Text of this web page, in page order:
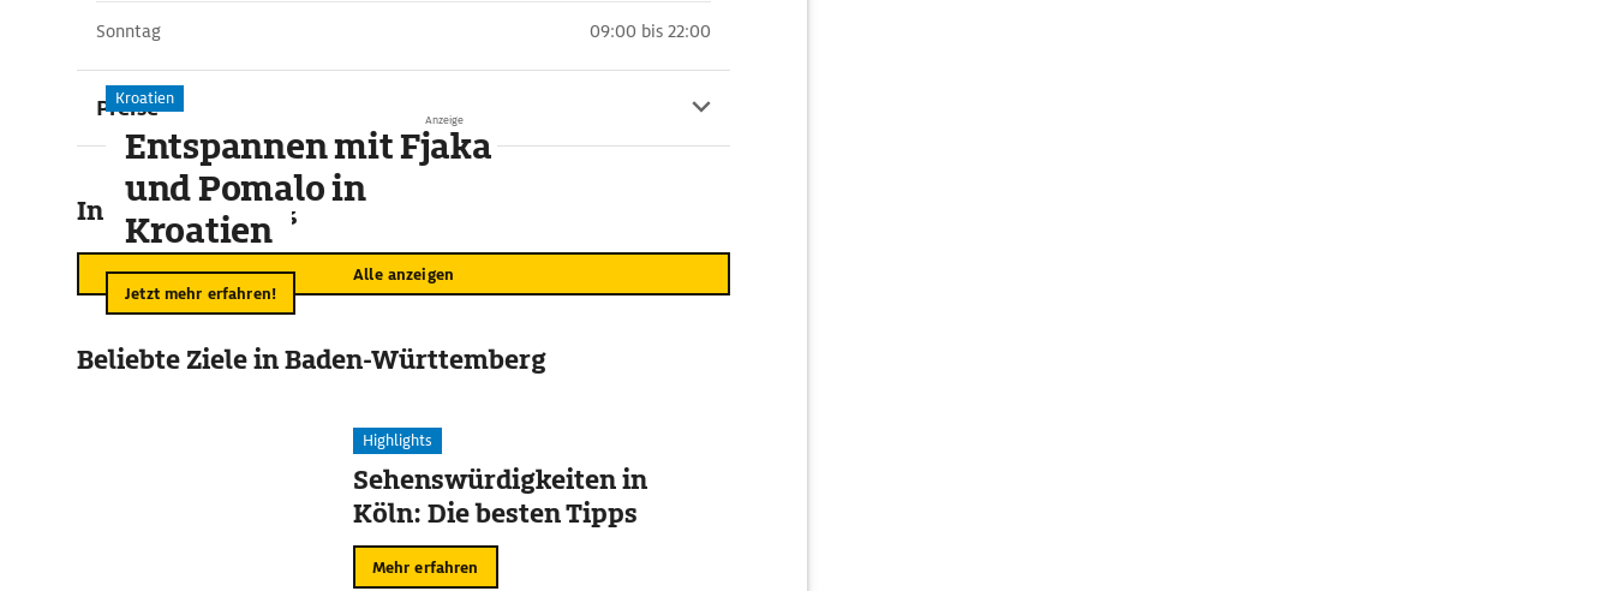
Sonntag 09:00 bis 22:00
Preise
In der Umgebung
Alle anzeigen
Anzeige
Kroatien
Entspannen mit Fjaka
und Pomalo in
Kroatien
Jetzt mehr erfahren!
Beliebte Ziele in Baden-Württemberg
Highlights
Sehenswürdigkeiten in
Köln: Die besten Tipps
Mehr erfahren